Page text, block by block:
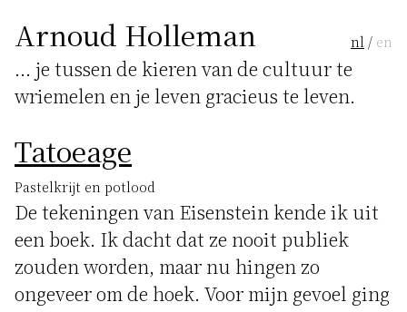
Arnoud Holleman
... je tussen de kieren van de cultuur te
wriemelen en je leven gracieus te leven.
nl / en
Tatoeage
Pastelkrijt en potlood
De tekeningen van Eisenstein kende ik uit
een boek. Ik dacht dat ze nooit publiek
zouden worden, maar nu hingen zo
ongeveer om de hoek. Voor mijn gevoel ging